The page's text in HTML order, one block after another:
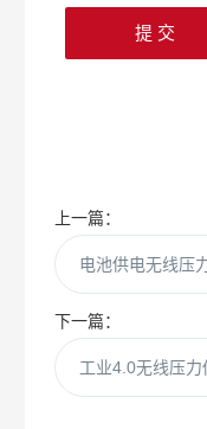
上一篇：
电池供电无线压
下一篇：
工业4.0无线压力